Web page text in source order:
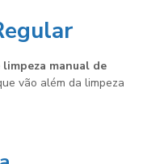
manual de
vão além da limpeza